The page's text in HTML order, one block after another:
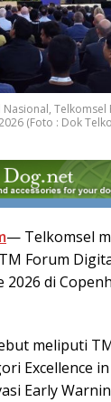
Telkomsel
(Foto : Dok
— Telkomsel
Forum
2026 di
meliputi
Excellence
Early